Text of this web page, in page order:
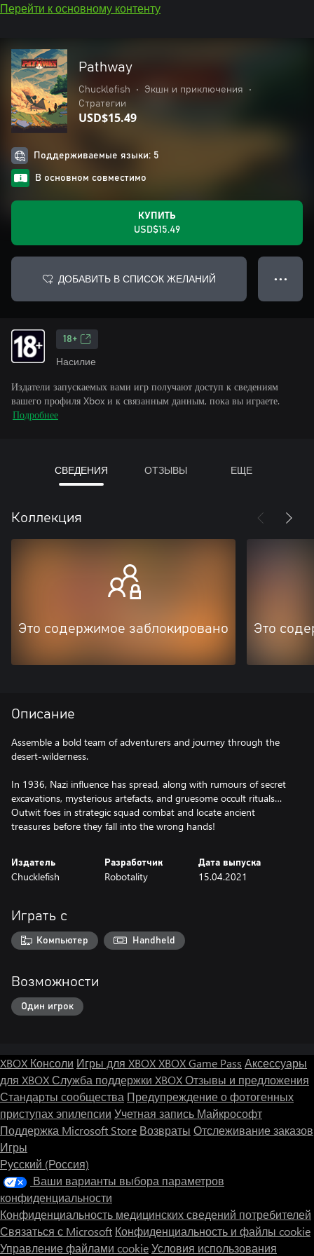
Перейти к основному контенту
Pathway
Chucklefish • Экшн и приключения
•
Стратегии
USD$15.49
Поддерживаемые языки: 5
В основном совместимо
КУПИТЬ
USD$15.49
ДОБАВИТЬ В СПИСОК ЖЕЛАНИЙ ● ● ●
18+
Насилие
Издатели запускаемых вами игр получают доступ к сведениям
вашего профиля Xbox и к связанным данным, пока вы играете.
Подробнее
СВЕДЕНИЯ ОТЗЫВЫ ЕЩЕ
Коллекция
Это содержимое заблокировано Это
Описание
Assemble a bold team of adventurers and journey through the
desert-wilderness.
In 1936, Nazi influence has spread, along with rumours of secret
excavations, mysterious artefacts, and gruesome occult rituals…
Outwit foes in strategic squad combat and locate ancient
treasures before they fall into the wrong hands!
Издатель
Chucklefish
Разработчик
Robotality
Дата выпуска
15.04.2021
Играть с
Компьютер Handheld
Возможности
Один игрок
XBOX Консоли Игры для XBOXXBOX Game Pass Аксессуары
для XBOXСлужба поддержки XBOXОтзывы и предложения
Стандарты сообщества Предупреждение о фотогенных
приступах эпилепсии Учетная запись Майкрософт
Поддержка Microsoft Store Возвраты Отслеживание заказов
Игры
Русский (Россия)
Ваши варианты выбора параметров
конфиденциальности
Конфиденциальность медицинских сведений потребителей
Связаться с Microsoft Конфиденциальность и файлы cookie
Управление файлами cookieУсловия использования